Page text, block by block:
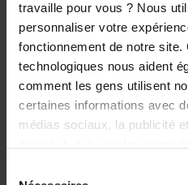
travaille pour vous ? Nous
personnaliser votre
fonctionnement de notre site.
technologiques nous aident
comment les gens utilisent
certaines informations avec
médias sociaux, la publicité
Noir
Blanc
Rouge
189,99 €
-50%
95,00 €
40